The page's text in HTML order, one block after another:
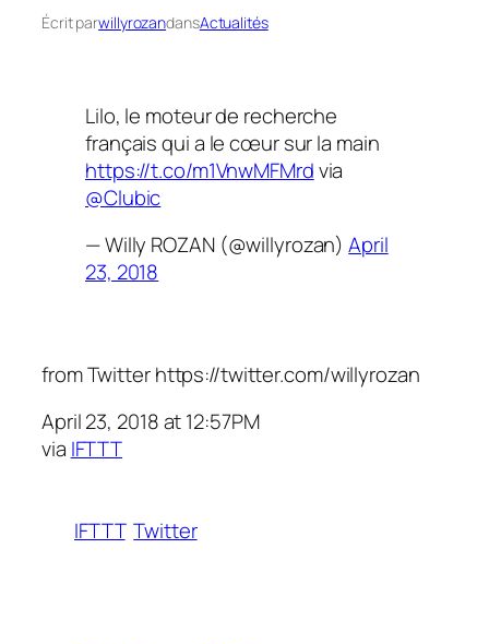
Écrit parwillyrozandansActualités
Lilo, le moteur de recherche
français qui a le cœur sur la main
https://t.co/m1VnwMFMrdvia
@Clubic
— Willy ROZAN (@willyrozan)April
23, 2018
from Twitter https://twitter.com/willyrozan
April 23, 2018 at 12:57PM
via IFTTT
IFTTT Twitter